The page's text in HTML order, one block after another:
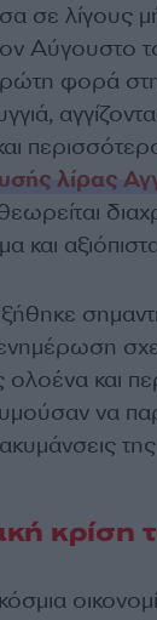
σε λίγους
Αύγουστο
φορά
λίρας
και
και
να
κρίση